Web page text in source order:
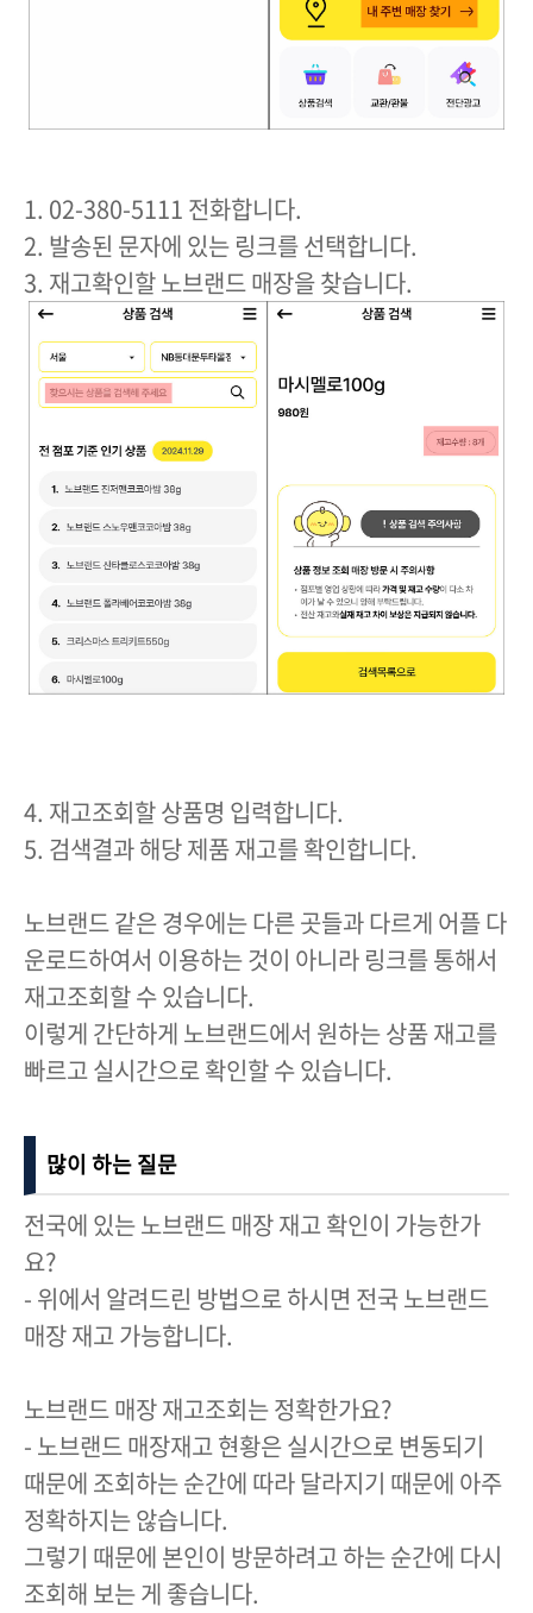
1. 02-380-5111 전화합니다.
2. 발송된 문자에 있는 링크를 선택합니다.
3. 재고확인할 노브랜드 매장을 찾습니다.
4. 재고조회할 상품명 입력합니다.
5. 검색결과 해당 제품 재고를 확인합니다.
노브랜드 같은 경우에는 다른 곳들과 다르게 어플 다
운로드하여서 이용하는 것이 아니라 링크를 통해서
재고조회할 수 있습니다.
이렇게 간단하게 노브랜드에서 원하는 상품 재고를
빠르고 실시간으로 확인할 수 있습니다.
많이 하는 질문
전국에 있는 노브랜드 매장 재고 확인이 가능한가
요?
- 위에서 알려드린 방법으로 하시면 전국 노브랜드
매장 재고 가능합니다.
노브랜드 매장 재고조회는 정확한가요?
- 노브랜드 매장재고 현황은 실시간으로 변동되기
때문에 조회하는 순간에 따라 달라지기 때문에 아주
정확하지는 않습니다.
그렇기 때문에 본인이 방문하려고 하는 순간에 다시
조회해 보는 게 좋습니다.